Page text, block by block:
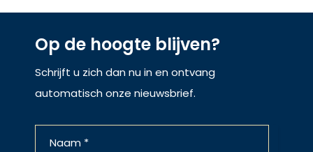
Op de hoogte blijven?
Schrijft u zich dan nu in en ontvang
automatisch onze nieuwsbrief.